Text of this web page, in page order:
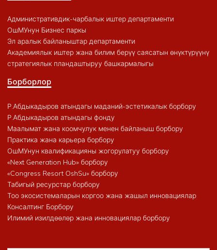
Административдик-чарбалык иштер департаменти
ОшМУнун Бизнес паркы
Эл аралык байланыштар департаменти
Академиялык иштер жана билим берүү саясатын өнүктүрүүнү
стратегиялык пландаштыруу башкармалыгы
Борборлор
Р.Абдыкадыров атындагы маданий-эстетикалык борбору
Р.Абдыкадыров атындагы фонду
Маалымат жана коомчулук менен байланыш борбору
Практика жана карьера борбору
ОшМУнун квалификацияны жогорулатуу борбору
«Next Generation Hub» борбору
«Congress Resort OshSu» борбору
Табигый ресурстар борбору
Тоо экосистемаларын коргоо жана жашыл инновациялар
Консалтинг Борбору
Илимий изилдөөлөр жана инновациялар борбору